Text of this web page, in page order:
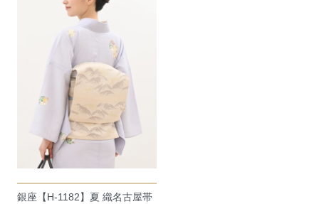
銀座【H-1182】夏 織名古屋帯